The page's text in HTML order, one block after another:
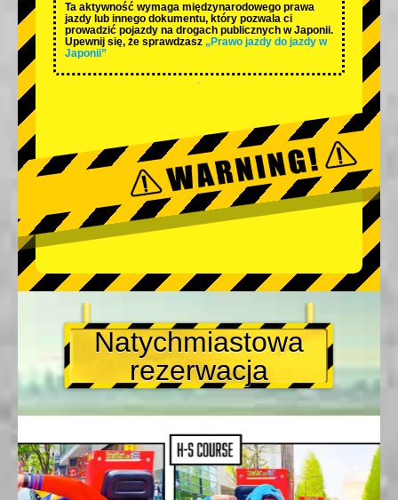
Ta aktywność wymaga międzynarodowego prawa
jazdy lub innego dokumentu, który pozwala ci
prowadzić pojazdy na drogach publicznych w Japonii.
Upewnij się, że sprawdzasz „Prawo jazdy do jazdy w
Japonii”
Natychmiastowa
rezerwacja